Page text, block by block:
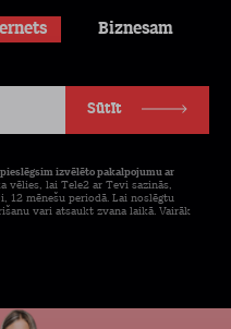
Biznesam
Sūtīt
izvēlēto pakalpojumu ar
vēlies, lai Tele2 ar Tevi sazinās,
12 mēnešu periodā. Lai noslēgtu
vari atsaukt zvana laikā. Vairāk